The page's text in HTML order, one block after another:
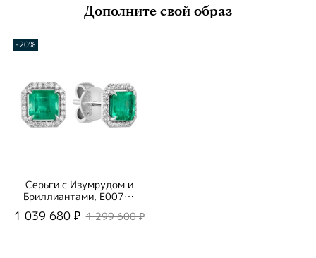
Дополните свой образ
-20%
Серьги с Изумрудом и
Бриллиантами, Е0070-
5/3
1 039 680 ₽ 1 299 600 ₽